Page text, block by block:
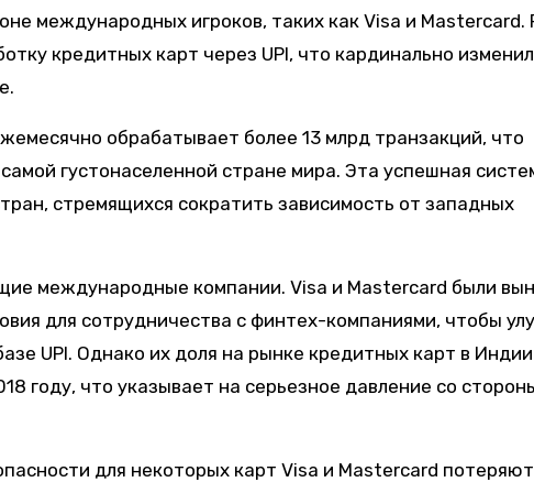
международных игроков, таких как Visa и Mastercard.
кредитных карт через UPI, что кардинально
обрабатывает более 13 млрд транзакций, что
густонаселенной стране мира. Эта успешная
стремящихся сократить зависимость от западных
международные компании. Visa и Mastercard были
для сотрудничества с финтех-компаниями, чтобы
UPI. Однако их доля на рынке кредитных карт в Индии
году, что указывает на серьезное давление со
для некоторых карт Visa и Mastercard